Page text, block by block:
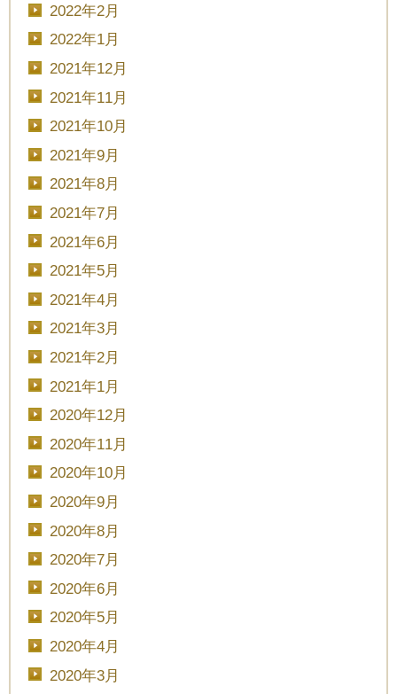
2022年2月
2022年1月
2021年12月
2021年11月
2021年10月
2021年9月
2021年8月
2021年7月
2021年6月
2021年5月
2021年4月
2021年3月
2021年2月
2021年1月
2020年12月
2020年11月
2020年10月
2020年9月
2020年8月
2020年7月
2020年6月
2020年5月
2020年4月
2020年3月
■■■タイトル■■■
TEL.0120-117-548